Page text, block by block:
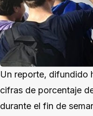
Un reporte, difundido
cifras de porcentaje
durante el fin de